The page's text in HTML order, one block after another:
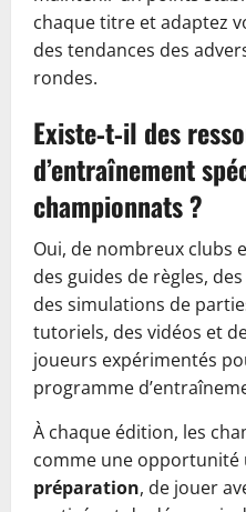
chaque titre et adaptez
des tendances des
rondes.
Existe‑t‑il des
d’entraînement
championnats ?
Oui, de nombreux clubs
des guides de règles,
des simulations de
tutoriels, des vidéos et
joueurs expérimentés
programme
À chaque édition, les
comme une opportunité
préparation, de jouer